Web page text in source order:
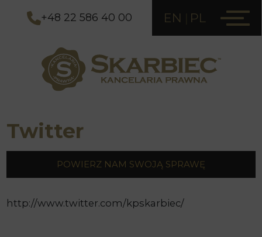
+48 22 586 40 00 EN PL
Twitter
POWIERZ NAM SWOJĄ SPRAWĘ
http://www.twitter.com/kpskarbiec/